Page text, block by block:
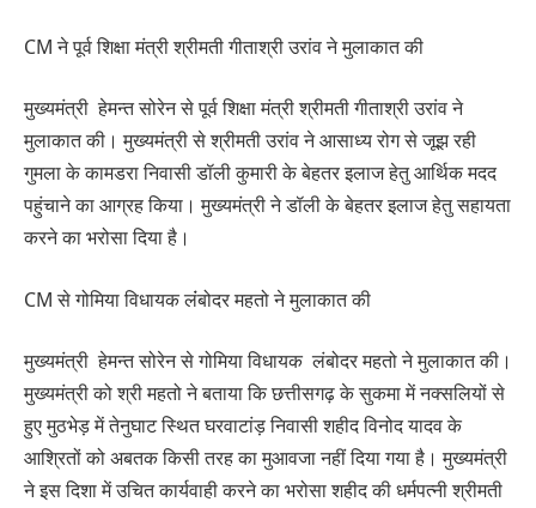
CM ने पूर्व शिक्षा मंत्री श्रीमती गीताश्री उरांव ने मुलाकात की
मुख्यमंत्री हेमन्त सोरेन से पूर्व शिक्षा मंत्री श्रीमती गीताश्री उरांव ने
मुलाकात की। मुख्यमंत्री से श्रीमती उरांव ने आसाध्य रोग से जूझ रही
गुमला के कामडरा निवासी डॉली कुमारी के बेहतर इलाज हेतु आर्थिक मदद
पहुंचाने का आग्रह किया। मुख्यमंत्री ने डॉली के बेहतर इलाज हेतु सहायता
करने का भरोसा दिया है।
CM से गोमिया विधायक लंंबोदर महतो ने मुलाकात की
मुख्यमंत्री हेमन्त सोरेन से गोमिया विधायक लंबोदर महतो ने मुलाकात की।
मुख्यमंत्री को श्री महतो ने बताया कि छत्तीसगढ़ के सुकमा में नक्सलियों से
हुए मुठभेड़ में तेनुघाट स्थित घरवाटांड़ निवासी शहीद विनोद यादव के
आश्रितों को अबतक किसी तरह का मुआवजा नहीं दिया गया है। मुख्यमंत्री
ने इस दिशा में उचित कार्यवाही करने का भरोसा शहीद की धर्मपत्नी श्रीमती